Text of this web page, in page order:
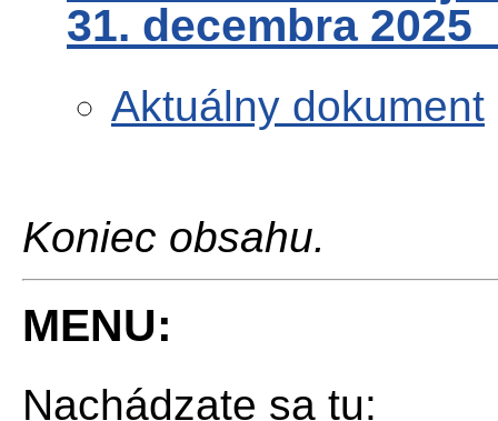
31. decembra
Aktuálny dokument
Koniec obsahu.
MENU:
Nachádzate sa tu: